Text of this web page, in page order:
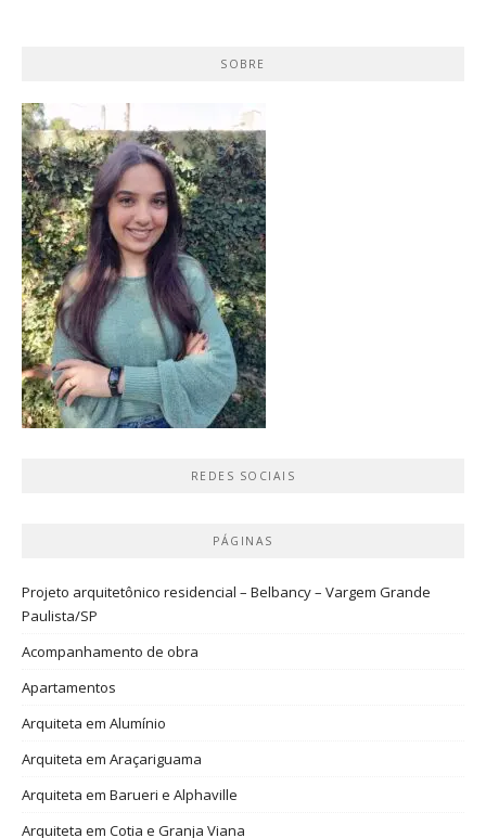
SOBRE
REDES SOCIAIS
PÁGINAS
Projeto arquitetônico residencial – Belbancy – Vargem Grande
Paulista/SP
Acompanhamento de obra
Apartamentos
Arquiteta em Alumínio
Arquiteta em Araçariguama
Arquiteta em Barueri e Alphaville
Arquiteta em Cotia e Granja Viana